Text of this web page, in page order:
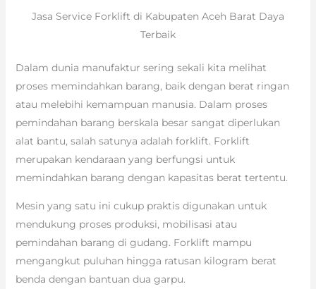
Jasa Service Forklift di Kabupaten Aceh Barat Daya
Terbaik
Dalam dunia manufaktur sering sekali kita melihat
proses memindahkan barang, baik dengan berat ringan
atau melebihi kemampuan manusia. Dalam proses
pemindahan barang berskala besar sangat diperlukan
alat bantu, salah satunya adalah forklift. Forklift
merupakan kendaraan yang berfungsi untuk
memindahkan barang dengan kapasitas berat tertentu.
Mesin yang satu ini cukup praktis digunakan untuk
mendukung proses produksi, mobilisasi atau
pemindahan barang di gudang. Forklift mampu
mengangkut puluhan hingga ratusan kilogram berat
benda dengan bantuan dua garpu.